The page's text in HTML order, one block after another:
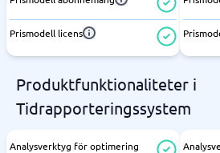
Prismodell licens
Produktfunktionaliteter i
Tidrapporteringssystem
Analysverktyg för optimering